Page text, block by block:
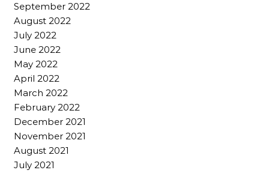
September 2022
August 2022
July 2022
June 2022
May 2022
April 2022
March 2022
February 2022
December 2021
November 2021
August 2021
July 2021